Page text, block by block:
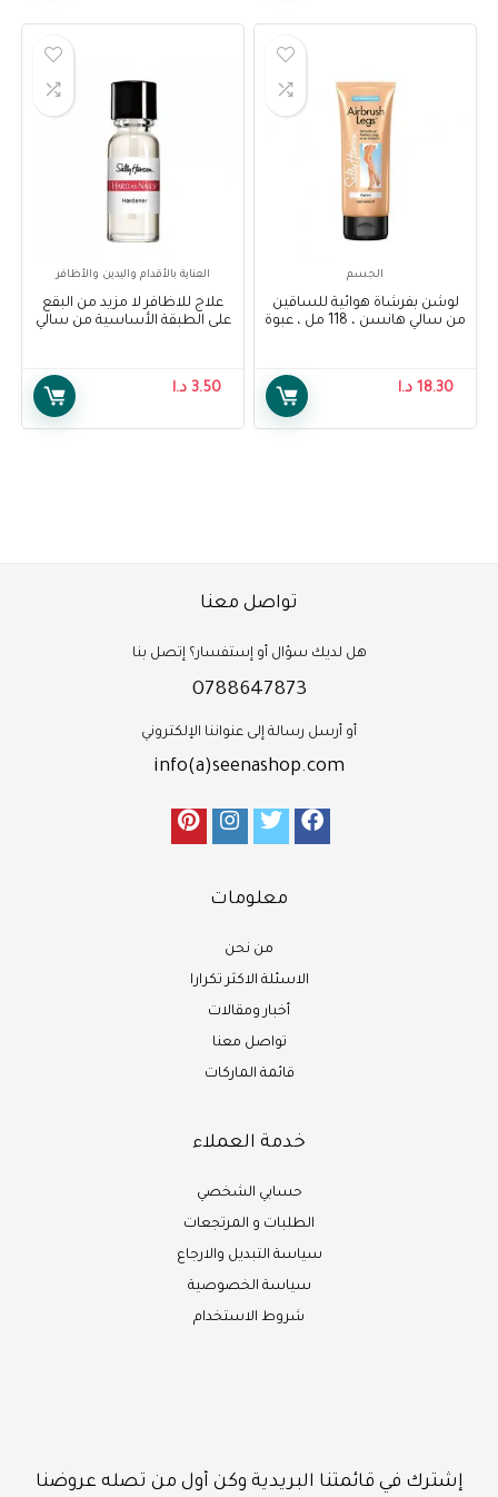
الجسم
لوشن بفرشاة هوائية للساقين
من سالي هانسن ، 118 مل ، عبوة
Lotion, 118 ml, Pack Of 1
18.30 د.ا
العناية بالأقدام واليدين والأظافر
علاج للاظافر لا مزيد من البقع
على الطبقة الأساسية من سالي
3.50 د.ا
تواصل معنا
هل لديك سؤال أو إستفسار؟ إتصل بنا
0788647873
أو أرسل رسالة إلى عنواننا الإلكتروني
info(a)seenashop.com
معلومات
من نحن
الاسئلة الاكثر تكرارا
أخبار ومقالات
تواصل معنا
قائمة الماركات
خدمة العملاء
حسابي الشخصي
الطلبات و المرتجعات
سياسة التبديل والارجاع
سياسة الخصوصية
شروط الاستخدام
إشترك في قائمتنا البريدية وكن أول من تصله عروضنا